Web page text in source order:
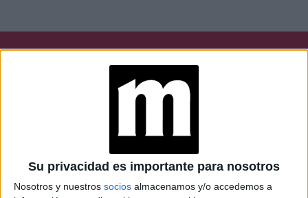
Su privacidad es importante para nosotros
Nosotros y nuestros socios almacenamos y/o accedemos a
Caras Noticias
Weekend Parabrisas
Look
Luz Mía Lunateen Break BATimes